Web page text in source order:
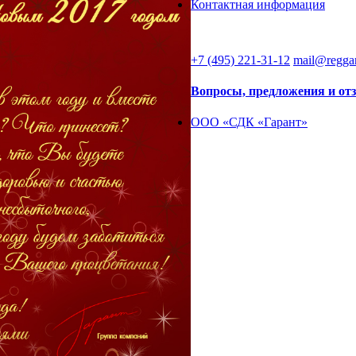
Контактная информация
+7 (495) 221-31-12
Вопросы, предложения и
ООО «СДК «Гарант»